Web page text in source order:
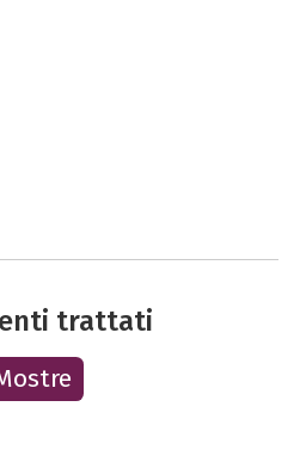
trattati